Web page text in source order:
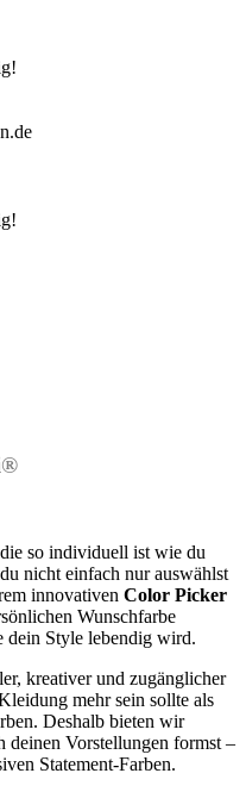
so individuell ist wie du
nicht einfach nur auswählst
innovativen Color Picker
Wunschfarbe
dein Style lebendig wird.
kreativer und zugänglicher
mehr sein sollte als
Deshalb bieten wir
deinen Vorstellungen formst –
Statement-Farben.